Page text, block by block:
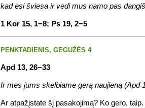
kad esi šviesa ir vedi mus namo pas
1 Kor 15, 1−8; Ps 19, 2−5
PENKTADIENIS, GEGUŽĖS 4
Apd 13, 26−33
Ir mes jums skelbiame gerą naujieną (Apd
Ar atpažįstate šį pasakojimą? Ko gero,